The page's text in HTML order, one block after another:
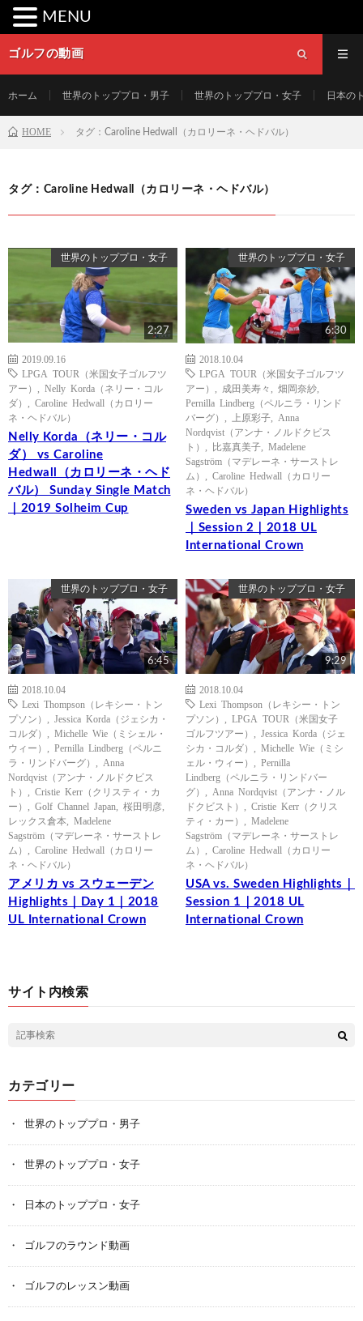
ゴルフの動画
ホーム 世界のトッププロ・男子 世界のトッププロ・女子 日本の
HOME タグ：Caroline Hedwall（カロリーネ・ヘドバル）
タグ：Caroline Hedwall（カロリーネ・ヘドバル）
世界のトッププロ・女子
2:27
2019.09.16
LPGA TOUR（米国女子ゴルフツ
アー）
Nelly Korda（ネリー・コル
ダ）
Caroline Hedwall（カロリー
ネ・ヘドバル）
Nelly Korda（ネリー・コル
ダ） vs Caroline
Hedwall（カロリーネ・ヘド
バル） Sunday Single Match
｜2019 Solheim Cup
世界のトッププロ・女子
6:30
2018.10.04
LPGA TOUR（米国女子ゴルフツ
アー）
成田美寿々 畑岡奈紗
Pernilla Lindberg（ペルニラ・リンド
バーグ）
上原彩子
Anna
Nordqvist（アンナ・ノルドクビス
ト）
比嘉真美子
Madelene
Sagström（マデレーネ・サーストレ
ム）
Caroline Hedwall（カロリー
ネ・ヘドバル）
Sweden vs Japan Highlights
｜Session 2｜2018 UL
International Crown
世界のトッププロ・女子
6:45
2018.10.04
Lexi Thompson（レキシー・トン
プソン）
Jessica Korda（ジェシカ・
コルダ）
Michelle Wie（ミシェル・
ウィー）
Pernilla Lindberg（ペルニ
ラ・リンドバーグ）
Anna
Nordqvist（アンナ・ノルドクビス
ト）
Cristie Kerr（クリスティ・カ
ー）
Golf Channel Japan 桜田明彦
レックス倉本
Madelene
Sagström（マデレーネ・サーストレ
ム）
Caroline Hedwall（カロリー
ネ・ヘドバル）
アメリカ vs スウェーデン
Highlights｜Day 1｜2018
UL International Crown
世界のトッププロ・女子
9:29
2018.10.04
Lexi Thompson（レキシー・トン
プソン）
LPGA TOUR（米国女子
ゴルフツアー）
Jessica Korda（ジェ
シカ・コルダ）
Michelle Wie（ミシ
ェル・ウィー）
Pernilla
Lindberg（ペルニラ・リンドバー
グ）
Anna Nordqvist（アンナ・ノル
ドクビスト）
Cristie Kerr（クリス
ティ・カー）
Madelene
Sagström（マデレーネ・サーストレ
ム）
Caroline Hedwall（カロリー
ネ・ヘドバル）
USA vs. Sweden Highlights｜
Session 1｜2018 UL
International Crown
サイト内検索
カテゴリー
世界のトッププロ・男子
世界のトッププロ・女子
日本のトッププロ・女子
ゴルフのラウンド動画
ゴルフのレッスン動画
MENU